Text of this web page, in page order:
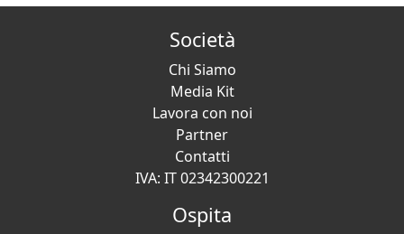
Società
Chi Siamo
Media Kit
Lavora con noi
Partner
Contatti
IVA: IT 02342300221
Ospita